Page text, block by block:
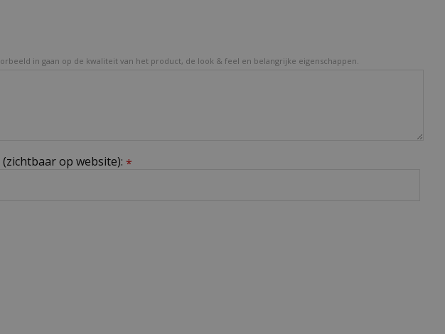
in gaan op de kwaliteit van het product, de look & feel en belangrijke eigenschappen.
(zichtbaar op website): *